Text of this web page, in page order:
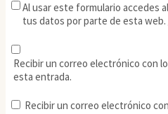
Al usar este formulario accedes
tus datos por parte de esta web.
Recibir un correo electrónico con
esta entrada.
Recibir un correo electrónico